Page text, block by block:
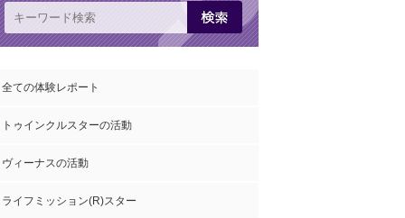
全ての体験レポート
トゥインクルスターの活動
ヴィーナスの活動
ライフミッション(R)スター